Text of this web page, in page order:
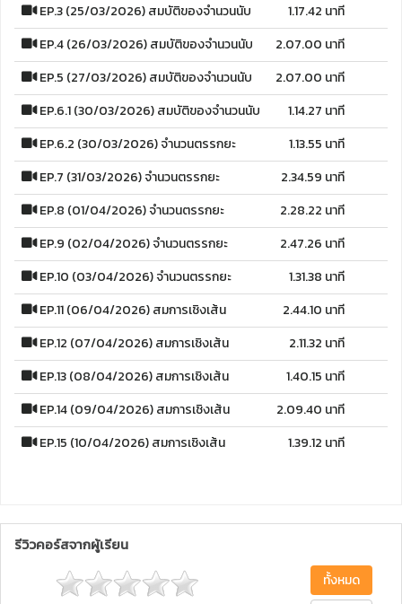
EP.3 (25/03/2026) สมบัติของจำนวนนับ
1.17.42 นาที
EP.4 (26/03/2026) สมบัติของจำนวนนับ
2.07.00 นาที
EP.5 (27/03/2026) สมบัติของจำนวนนับ
2.07.00 นาที
EP.6.1 (30/03/2026) สมบัติของจำนวนนับ
1.14.27 นาที
EP.6.2 (30/03/2026) จำนวนตรรกยะ
1.13.55 นาที
EP.7 (31/03/2026) จำนวนตรรกยะ
2.34.59 นาที
EP.8 (01/04/2026) จำนวนตรรกยะ
2.28.22 นาที
EP.9 (02/04/2026) จำนวนตรรกยะ
2.47.26 นาที
EP.10 (03/04/2026) จำนวนตรรกยะ
1.31.38 นาที
EP.11 (06/04/2026) สมการเชิงเส้น
2.44.10 นาที
EP.12 (07/04/2026) สมการเชิงเส้น
2.11.32 นาที
EP.13 (08/04/2026) สมการเชิงเส้น
1.40.15 นาที
EP.14 (09/04/2026) สมการเชิงเส้น
2.09.40 นาที
EP.15 (10/04/2026) สมการเชิงเส้น
1.39.12 นาที
รีวิวคอร์สจากผู้เรียน
ทั้งหมด